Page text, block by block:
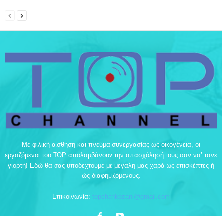
Με φιλική αίσθηση και πνεύμα συνεργασίας ως οικογένεια, οι
εργαζόμενοι του TOP απολαμβάνουν την απασχόλησή τους σαν να’ τανε
γιορτή! Εδώ θα σας υποδεχτούμε με μεγάλη μας χαρά ως επισκέπτες ή
ώς διαφημιζόμενους.
Επικοινωνία: topchankozani@gmail.com